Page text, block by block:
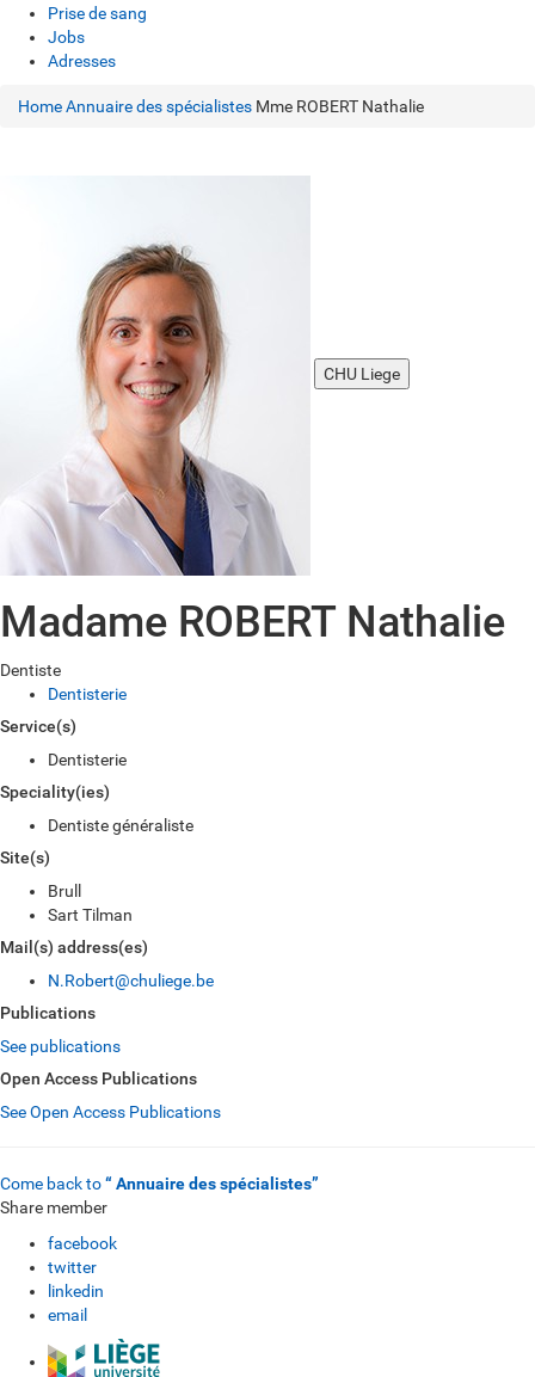
Prise de sang
Jobs
Adresses
HomeAnnuaire des spécialistes Mme ROBERT Nathalie
CHU Liege
Madame ROBERT Nathalie
Dentiste
Dentisterie
Service(s)
Dentisterie
Speciality(ies)
Dentiste généraliste
Site(s)
Brull
Sart Tilman
Mail(s) address(es)
N.Robert@chuliege.be
Publications
See publications
Open Access Publications
See Open Access Publications
Come back to“ Annuaire des spécialistes”
Share member
facebook
twitter
linkedin
email